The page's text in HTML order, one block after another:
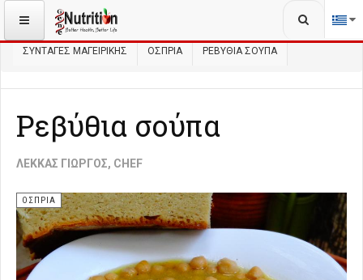
ΒΡΊΣΚΕΣΤΕ ΕΔΏ:
ΣΥΝΤΑΓΈΣ ΜΑΓΕΙΡΙΚΉΣ ΌΣΠΡΙΑ ΡΕΒΎΘΙΑ ΣΟΎΠΑ
Ρεβύθια σούπα
ΛΈΚΚΑΣ ΓΙΏΡΓΟΣ, CHEF
ΌΣΠΡΙΑ